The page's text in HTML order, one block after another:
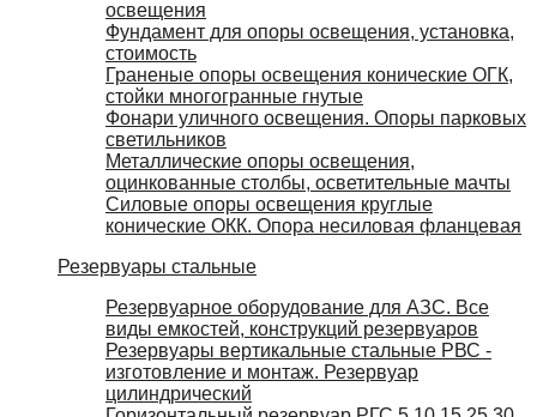
освещения
Фундамент для опоры освещения, установка,
стоимость
Граненые опоры освещения конические ОГК,
стойки многогранные гнутые
Фонари уличного освещения. Опоры парковых
светильников
Металлические опоры освещения,
оцинкованные столбы, осветительные мачты
Силовые опоры освещения круглые
конические ОКК. Опора несиловая фланцевая
Резервуары стальные
Резервуарное оборудование для АЗС. Все
виды емкостей, конструкций резервуаров
Резервуары вертикальные стальные РВС -
изготовление и монтаж. Резервуар
цилиндрический